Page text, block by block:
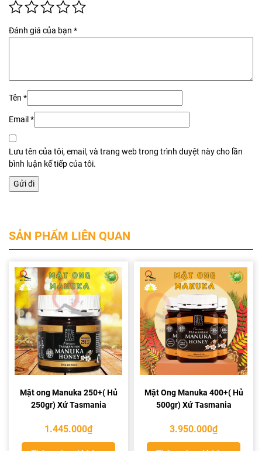
Đánh giá của bạn *
Tên *
Email *
Lưu tên của tôi, email, và trang web trong trình duyệt này cho lần
bình luận kế tiếp của tôi.
SẢN PHẨM LIÊN QUAN
Mật ong Manuka 250+( Hủ
250gr) Xứ Tasmania
1.445.000₫
Mật Ong Manuka 400+( Hủ
500gr) Xứ Tasmania
3.950.000₫